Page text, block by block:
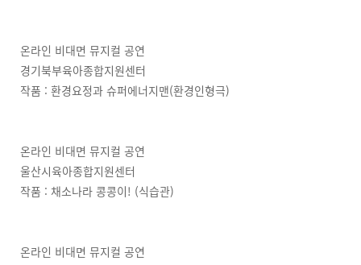
온라인 비대면 뮤지컬 공연
경기북부육아종합지원센터
작품 : 환경요정과 슈퍼에너지맨(환경인형극)
온라인 비대면 뮤지컬 공연
울산시육아종합지원센터
작품 : 채소나라 콩콩이! (식습관)
온라인 비대면 뮤지컬 공연